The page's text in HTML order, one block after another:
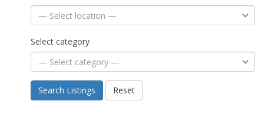
Select category
Search Listings Reset